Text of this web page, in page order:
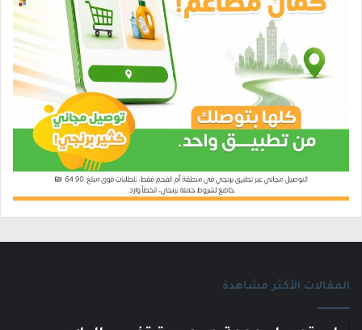
المقالات الأكثر مشاهدة